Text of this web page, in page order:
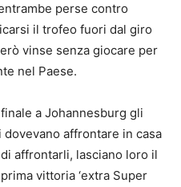
perse contro
il trofeo fuori dal giro
vinse senza giocare per
nel Paese.
a Johannesburg gli
affrontare in casa
affrontarli, lasciano loro il
vittoria ‘extra Super